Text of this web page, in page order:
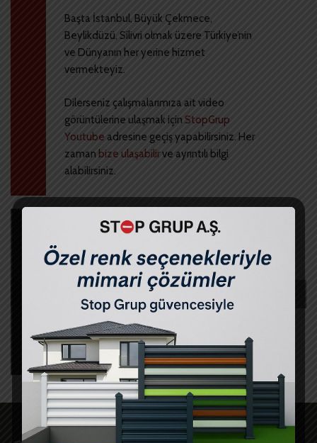
Başta İstanbul, Büyük Çekmece,
Beylikdüzü, Silivri olmak üzere Türkiye’nin
ve Dünyanın her yerine hizmet
vermekteyiz.
Dilerseniz çalışmalarımıza ait video
görüntülerine ulaşmak için StopGrup
Youtube adresine geçiş yapabilirsiniz. Her
zaman bize ulaşabilirve ayrıntılı bilgi
alabilirsiniz.